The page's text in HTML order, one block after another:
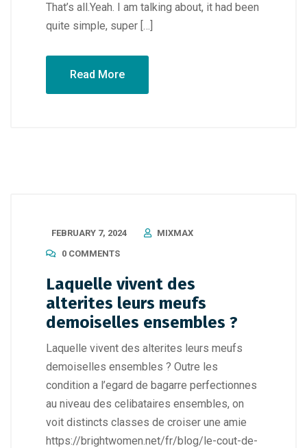
That’s all.Yeah. I am talking about, it had been
quite simple, super […]
Read More
FEBRUARY 7, 2024
MIXMAX
0 COMMENTS
Laquelle vivent des
alterites leurs meufs
demoiselles ensembles ?
Laquelle vivent des alterites leurs meufs
demoiselles ensembles ? Outre les
condition a l’egard de bagarre perfectionnes
au niveau des celibataires ensembles, on
voit distincts classes de croiser une amie
https://brightwomen.net/fr/blog/le-cout-de-